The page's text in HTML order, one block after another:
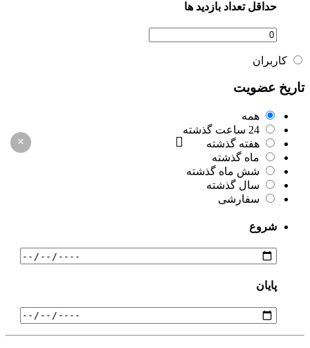
×
حداقل تعداد بازدید ها
کاربران
تاریخ عضویت
همه
24 ساعت گذشته
هفته گذشته
ماه گذشته
شش ماه گذشته
سال گذشته
سفارشی
شروع
پایان